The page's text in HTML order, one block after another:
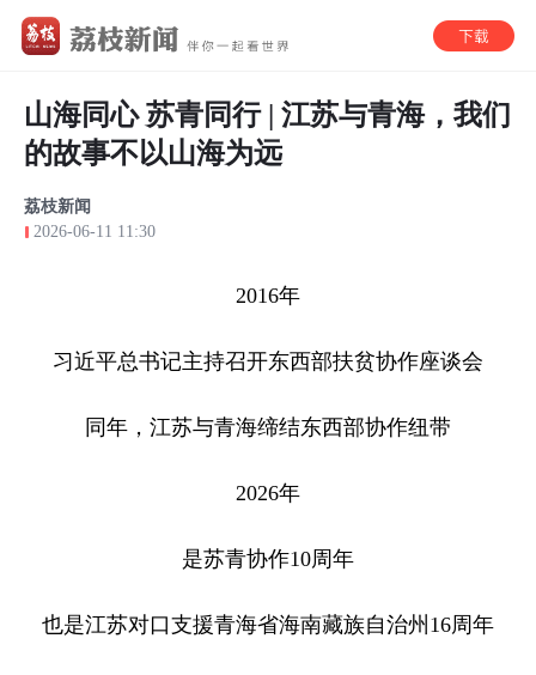
山海同心 苏青同行 | 江苏与青海，我们
的故事不以山海为远
荔枝新闻
2026-06-11 11:30
2016年
习近平总书记主持召开东西部扶贫协作座谈会
同年，江苏与青海缔结东西部协作纽带
2026年
是苏青协作10周年
也是江苏对口支援青海省海南藏族自治州16周年